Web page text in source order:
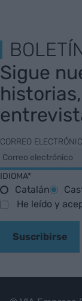
Sigue
CORREO
IDIOMA*
Catalán
He leído y
Suscribirse